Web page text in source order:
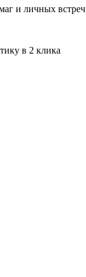
и личных встреч
в 2 клика